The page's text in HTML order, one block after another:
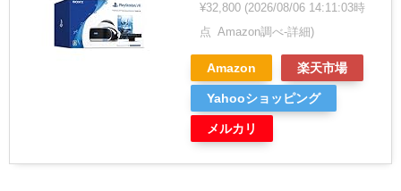
¥32,800 (2026/08/06 14:11:03時
点 Amazon調べ-詳細)
Amazon 楽天市場
Yahooショッピング
メルカリ